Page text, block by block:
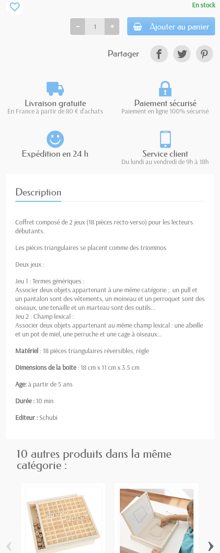
En stock
Ajouter au panier
favorite_border
Partager
Livraison gratuite
En France à partir de 80 € d'achats
Paiement sécurisé
Paiement en ligne 100% sécurisé
Expédition en 24 h Service client
Du lundi au vendredi de 9h à 18h
Description
Coffret composé de 2 jeux (18 pièces recto-verso) pour les lecteurs
débutants.
Les pièces triangulaires se placent comme des triominos
Deux jeux :
Jeu 1 : Termes génériques :
Associer deux objets appartenant à une même catégorie ; un pull et
un pantalon sont des vêtements, un moineau et un perroquet sont des
oiseaux, une tenaille et un marteau sont des outils...
Jeu 2 : Champ lexical :
Associer deux objets appartenant au même champ lexical : une abeille
et un pot de miel, une perruche et une cage à oiseaux...
Matériel : 18 pièces triangulaires réversibles, règle
Dimensions de la boite: 18 cm x 11 cm x 3.5 cm
Age:à partir de 5 ans
Durée : 10 min
Editeur :Schubi
10 autres produits dans la même
catégorie :
‹ ›